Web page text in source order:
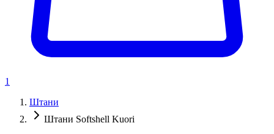
1
Штани
Штани Softshell Kuori